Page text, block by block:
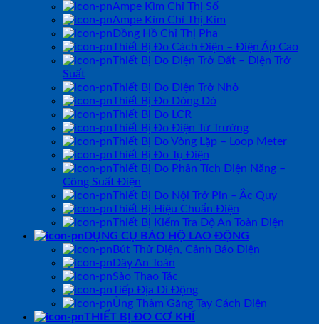
Ampe Kìm Chỉ Thị Số
Ampe Kìm Chỉ Thị Kim
Đồng Hồ Chỉ Thị Pha
Thiết Bị Đo Cách Điện – Điện Áp Cao
Thiết Bị Đo Điện Trở Đất – Điện Trở
Suất
Thiết Bị Đo Điện Trở Nhỏ
Thiết Bị Đo Dòng Dò
Thiết Bị Đo LCR
Thiết Bị Đo Điện Từ Trường
Thiết Bị Đo Vòng Lặp – Loop Meter
Thiết Bị Đo Tụ Điện
Thiết Bị Đo Phân Tích Điện Năng –
Công Suất Điện
Thiết Bị Đo Nội Trở Pin – Ắc Quy
Thiết Bị Hiệu Chuẩn Điện
Thiết Bị Kiểm Tra Độ An Toàn Điện
DỤNG CỤ BẢO HỘ LAO ĐỘNG
Bút Thử Điện, Cảnh Báo Điện
Dây An Toàn
Sào Thao Tác
Tiếp Địa Di Động
Ủng Thảm Găng Tay Cách Điện
THIẾT BỊ ĐO CƠ KHÍ